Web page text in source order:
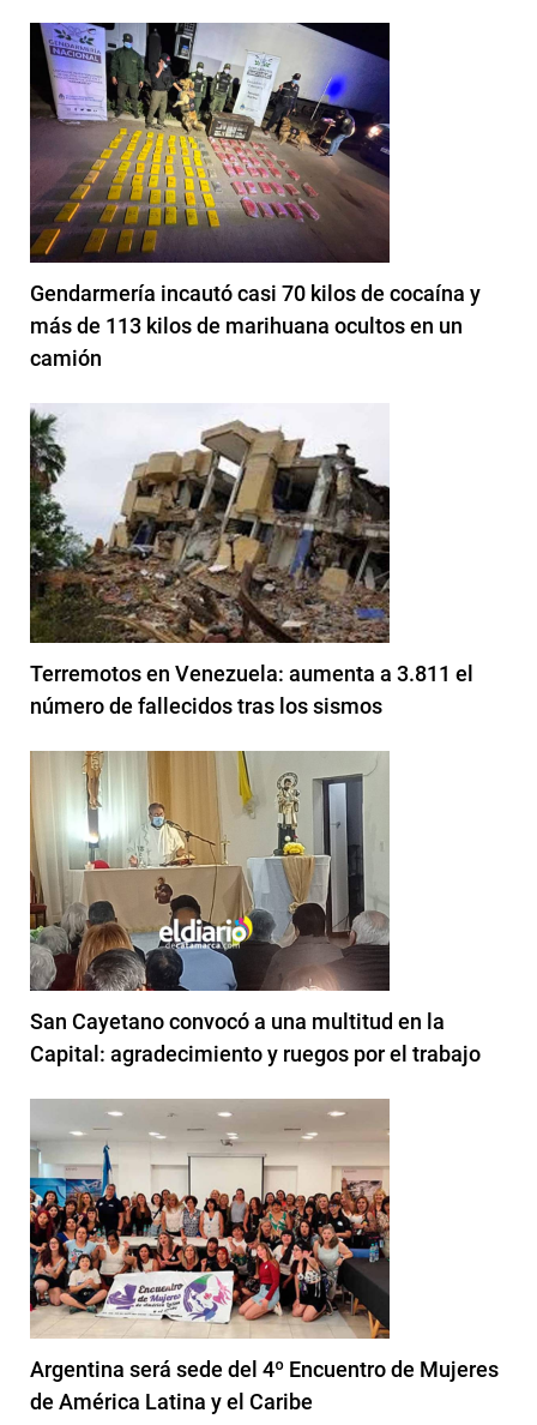
Gendarmería incautó casi 70 kilos de cocaína y
más de 113 kilos de marihuana ocultos en un
camión
Terremotos en Venezuela: aumenta a 3.811 el
número de fallecidos tras los sismos
San Cayetano convocó a una multitud en la
Capital: agradecimiento y ruegos por el trabajo
Argentina será sede del 4º Encuentro de Mujeres
de América Latina y el Caribe